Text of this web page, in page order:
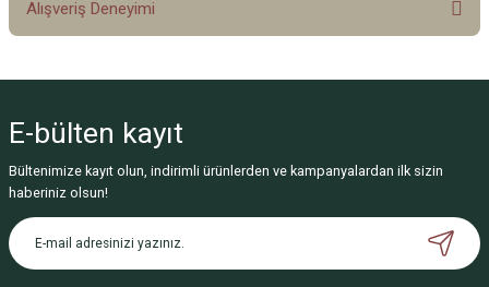
Alışveriş Deneyimi
Deneyimini Paylaş
E-bülten kayıt
Bültenimize kayıt olun, indirimli ürünlerden ve kampanyalardan ilk sizin
haberiniz olsun!